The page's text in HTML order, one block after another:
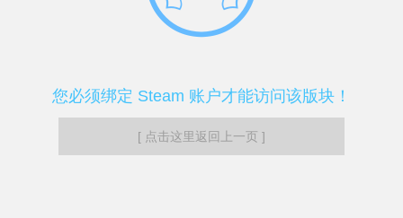
您必须绑定 Steam 账户才能访问该版块！
[ 点击这里返回上一页 ]